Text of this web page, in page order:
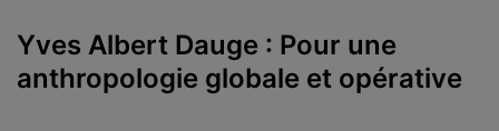
Yves Albert Dauge : Pour une
anthropologie globale et opérative